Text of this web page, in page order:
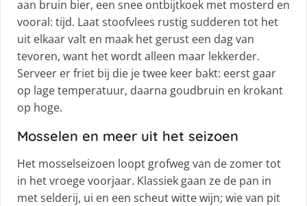
aan bruin bier, een snee ontbijtkoek met mosterd en
vooral: tijd. Laat stoofvlees rustig sudderen tot het
uit elkaar valt en maak het gerust een dag van
tevoren, want het wordt alleen maar lekkerder.
Serveer er friet bij die je twee keer bakt: eerst gaar
op lage temperatuur, daarna goudbruin en krokant
op hoge.
Mosselen en meer uit het seizoen
Het mosselseizoen loopt grofweg van de zomer tot
in het vroege voorjaar. Klassiek gaan ze de pan in
met selderij, ui en een scheut witte wijn; wie van pit